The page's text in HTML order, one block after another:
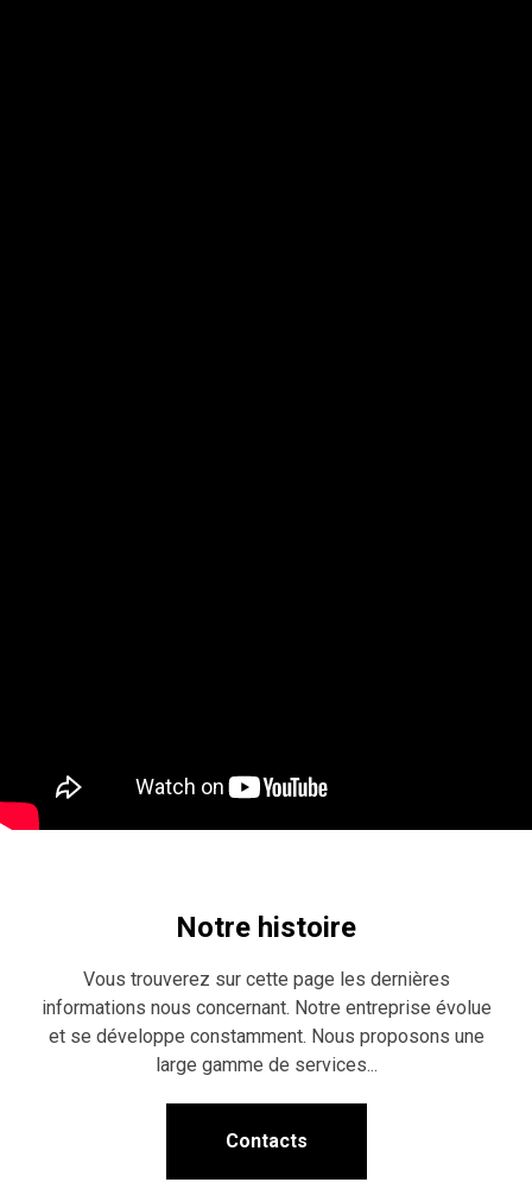
Notre histoire
Vous trouverez sur cette page les dernières
informations nous concernant. Notre entreprise évolue
et se développe constamment. Nous proposons une
large gamme de services...
Contacts